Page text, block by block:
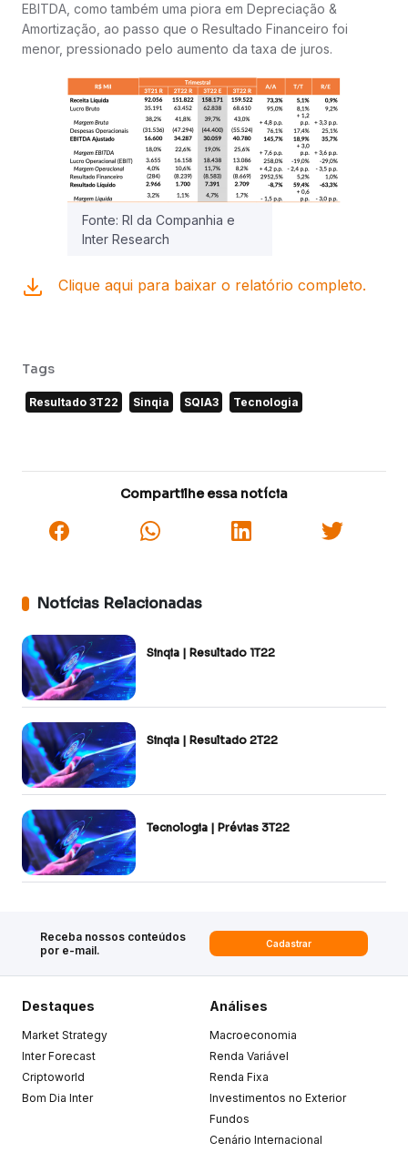
EBITDA, como também uma piora em Depreciação &
Amortização, ao passo que o Resultado Financeiro foi
menor, pressionado pelo aumento da taxa de juros.
Fonte: RI da Companhia e
Inter Research
Clique aqui para baixar o relatório completo.
Tags
Resultado 3T22 Sinqia SQIA3 Tecnologia
Compartilhe essa notícia
Notícias Relacionadas
Sinqia | Resultado 1T22
Sinqia | Resultado 2T22
Tecnologia | Prévias 3T22
Receba nossos conteúdos
por e-mail.
Cadastrar
Destaques
Market Strategy
Inter Forecast
Criptoworld
Bom Dia Inter
Análises
Macroeconomia
Renda Variável
Renda Fixa
Investimentos no Exterior
Fundos
Cenário Internacional